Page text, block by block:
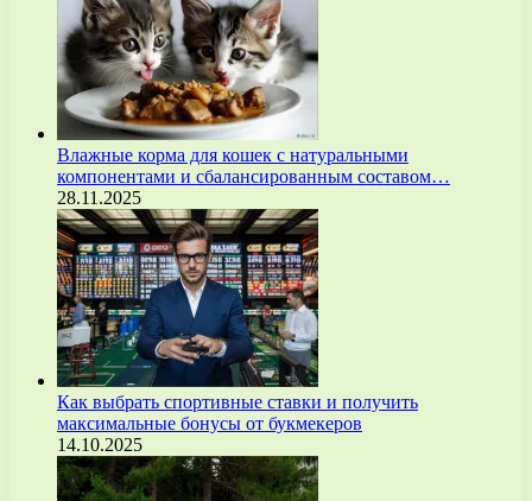
Влажные корма для кошек с натуральными
компонентами и сбалансированным составом…
28.11.2025
Как выбрать спортивные ставки и получить
максимальные бонусы от букмекеров
14.10.2025